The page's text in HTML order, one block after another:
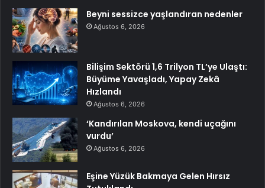
Beyni sessizce yaşlandıran nedenler
Ağustos 6, 2026
Bilişim Sektörü 1,6 Trilyon TL’ye Ulaştı:
Büyüme Yavaşladı, Yapay Zekâ
Hızlandı
Ağustos 6, 2026
‘Kandırılan Moskova, kendi uçağını
vurdu’
Ağustos 6, 2026
Eşine Yüzük Bakmaya Gelen Hırsız